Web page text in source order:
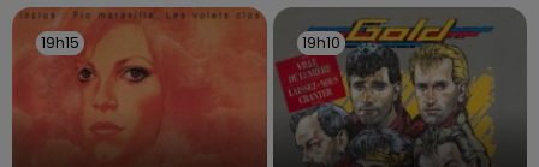
19h15
19h15 19h10
19h10